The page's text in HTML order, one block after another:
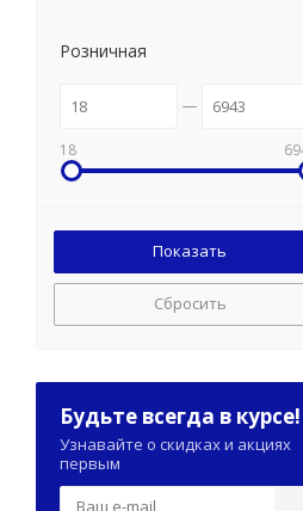
Розничная
18
Сбросить
Будьте всегда в курсе!
Узнавайте о скидках и акциях
первым